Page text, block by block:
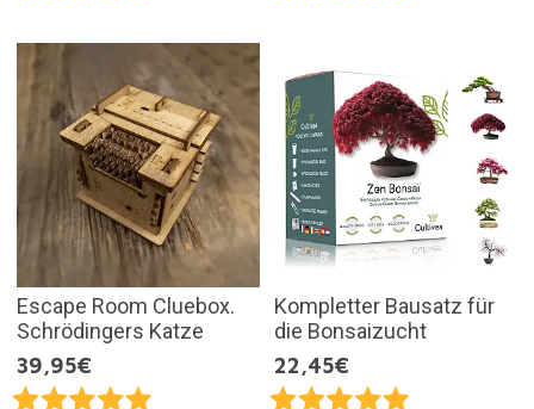
Escape Room Cluebox.
Schrödingers Katze
39,95€
Kompletter Bausatz für
die Bonsaizucht
22,45€